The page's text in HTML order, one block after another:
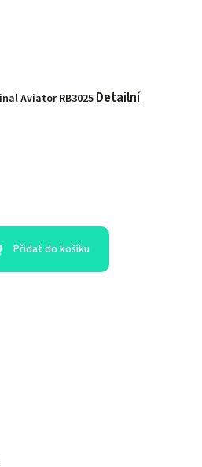
Aviator RB3025 Detailní
Přidat do košíku